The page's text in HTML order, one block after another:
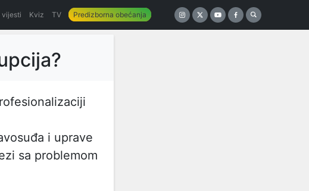
vijesti Kviz TV Predizborna obećanja
i uprave
sa problemom